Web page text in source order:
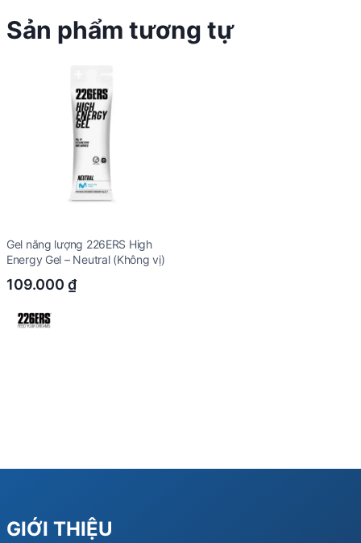
Sản phẩm tương tự
Gel năng lượng 226ERS High
Energy Gel – Neutral (Không vị)
109.000 ₫
GIỚI THIỆU